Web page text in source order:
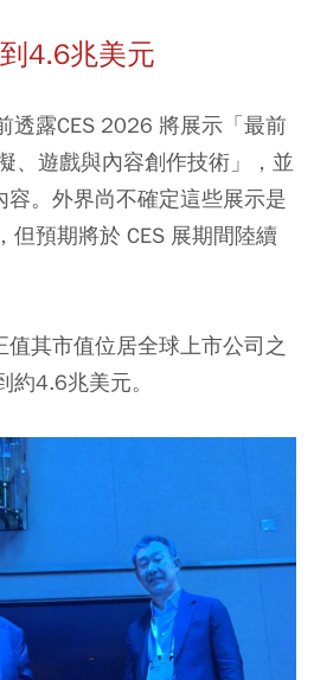
4.6兆美元
透露CES 2026 將展示「最前
、遊戲與內容創作技術」，並
。外界尚不確定這些展示是
但預期將於 CES 展期間陸續
值其市值位居全球上市公司之
約4.6兆美元。